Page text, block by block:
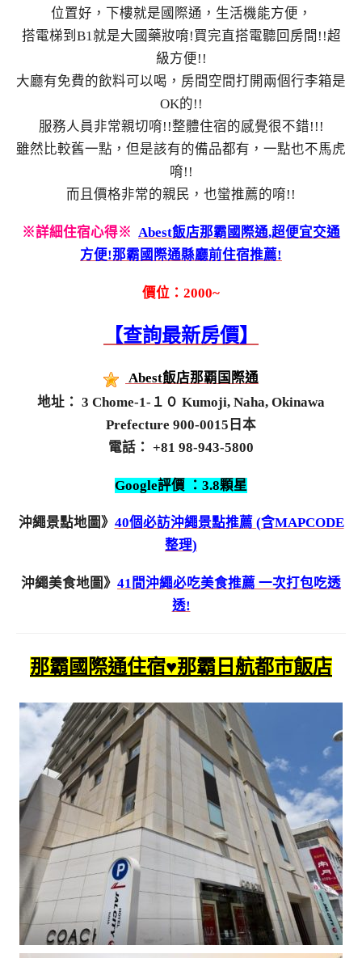
位置好，下樓就是國際通，生活機能方便，
搭電梯到B1就是大國藥妝唷!買完直搭電聽回房間!!超
級方便!!
大廳有免費的飲料可以喝，房間空間打開兩個行李箱是
OK的!!
服務人員非常親切唷!!整體住宿的感覺很不錯!!!
雖然比較舊一點，但是該有的備品都有，一點也不馬虎
唷!!
而且價格非常的親民，也蠻推薦的唷!!
※詳細住宿心得※ Abest飯店那霸國際通,超便宜交通
方便!那霸國際通縣廳前住宿推薦!
價位：2000~
【查詢最新房價】
Abest飯店那覇国際通
地址： 3 Chome-1-１０ Kumoji, Naha, Okinawa
Prefecture 900-0015日本
電話： +81 98-943-5800
Google評價 ：3.8顆星
沖繩景點地圖》 40個必訪沖繩景點推薦 (含MAPCODE
整理)
沖繩美食地圖》 41間沖繩必吃美食推薦 一次打包吃透
透!
那霸國際通住宿♥那霸日航都市飯店